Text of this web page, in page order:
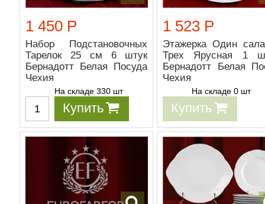
1 450 Р
Набор Подстановочных
Тарелок 25 см 6 штук
Бернадотт Белая Посуда
Чехия
На складе 330 шт
Купить
1 523 Р
Этажерка Один
Трех Ярусная 1
Бернадотт Белая
Чехия
На складе 0 шт
Купить